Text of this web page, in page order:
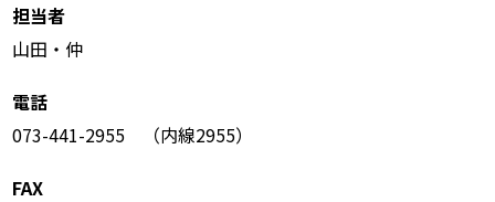
担当者
山田・仲
電話
073-441-2955 （内線2955）
FAX